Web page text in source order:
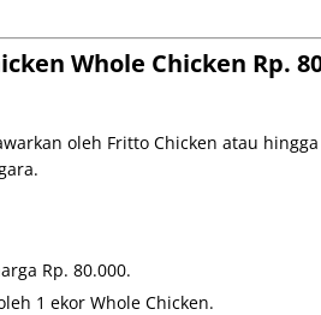
Whole Chicken Rp.
oleh Fritto Chicken atau
Rp. 80.000.
1 ekor Whole Chicken.